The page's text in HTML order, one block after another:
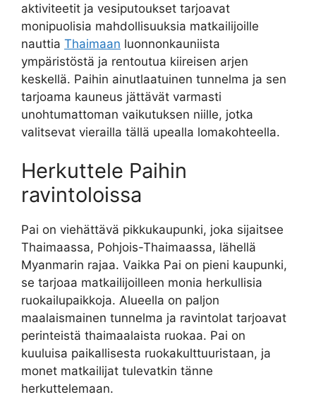
aktiviteetit ja vesiputoukset tarjoavat
monipuolisia mahdollisuuksia matkailijoille
nauttia Thaimaan luonnonkauniista
ympäristöstä ja rentoutua kiireisen arjen
keskellä. Paihin ainutlaatuinen tunnelma ja sen
tarjoama kauneus jättävät varmasti
unohtumattoman vaikutuksen niille, jotka
valitsevat vierailla tällä upealla lomakohteella.
Herkuttele Paihin
ravintoloissa
Pai on viehättävä pikkukaupunki, joka sijaitsee
Thaimaassa, Pohjois-Thaimaassa, lähellä
Myanmarin rajaa. Vaikka Pai on pieni kaupunki,
se tarjoaa matkailijoilleen monia herkullisia
ruokailupaikkoja. Alueella on paljon
maalaismainen tunnelma ja ravintolat tarjoavat
perinteistä thaimaalaista ruokaa. Pai on
kuuluisa paikallisesta ruokakulttuuristaan, ja
monet matkailijat tulevatkin tänne
herkuttelemaan.